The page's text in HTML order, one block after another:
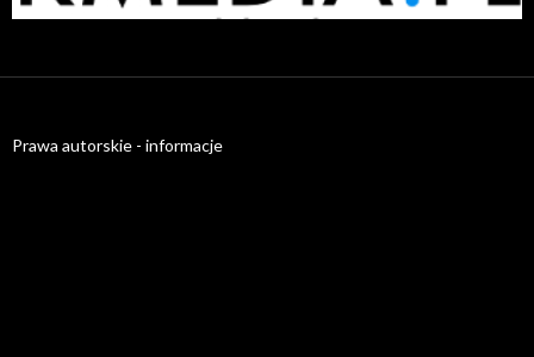
Prawa autorskie - informacje